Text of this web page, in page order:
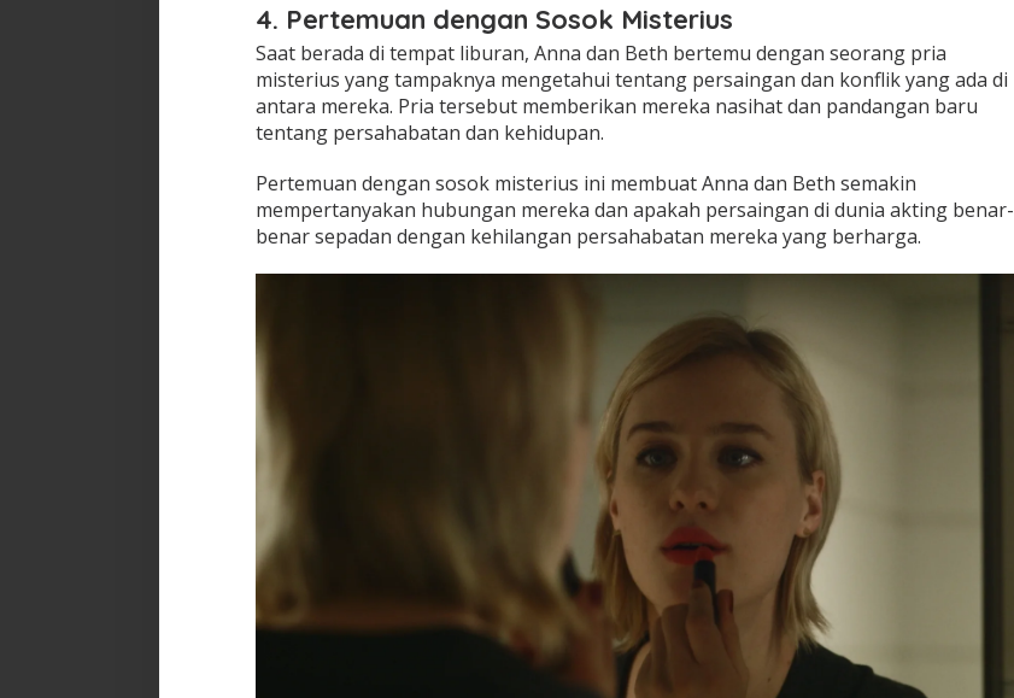
4. Pertemuan dengan Sosok Misterius
Saat berada di tempat liburan, Anna dan Beth bertemu dengan seorang pria
misterius yang tampaknya mengetahui tentang persaingan dan konflik yang ada di
antara mereka. Pria tersebut memberikan mereka nasihat dan pandangan baru
tentang persahabatan dan kehidupan.
Pertemuan dengan sosok misterius ini membuat Anna dan Beth semakin
mempertanyakan hubungan mereka dan apakah persaingan di dunia akting benar-
benar sepadan dengan kehilangan persahabatan mereka yang berharga.